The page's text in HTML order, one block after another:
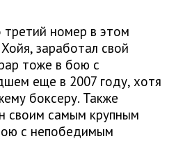
третий номер в этом
заработал свой
тоже в бою с
еще в 2007 году, хотя
боксеру. Также
своим самым крупным
с непобедимым